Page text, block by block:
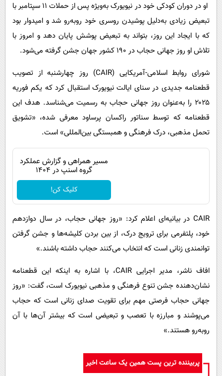
او در دوران کودکی خود در نیویورک به‌ویژه پس از حملات ۱۱ سپتامبر با
تبعیض زیادی به‌دلیل پوشیدن روسری خود روبه‌رو شد و امیدوار بود
که با ایجاد این روز، بتواند به تبعیض پوشش پایان دهد و امروز با
تلاش او روز جهانی حجاب در ۱۹۰ کشور جهان جشن گرفته می‌شود.
شورای روابط اسلامی-آمریکایی (CAIR) روز چهارشنبه از تصویب
قطعنامه جدیدی در سنای ایالت نیویورک استقبال کرد که یکم فوریه
۲۰۲۵ را به‌عنوان روز جهانی حجاب به رسمیت می‌شناسد. هدف این
قطعنامه که توسط سناتور راکسان پرساود معرفی شده، «تشویق
تحمل مذهبی، درک فرهنگی و همبستگی بین‌المللی» است.
مسیر همراهی و گزارش عملکرد
گروه اسنپ در ۱۴۰۴
کلیک کن!
CAIR در بیانیه‌ای اعلام کرد: «روز جهانی حجاب، در سال دوازدهم
خود، پلتفرمی برای ترویج درک، از بین بردن کلیشه‌ها و جشن گرفتن
توانمندی زنانی است که انتخاب می‌کنند حجاب داشته باشند.»
افاف ناشر، مدیر اجرایی CAIR، با اشاره به اینکه این قطعنامه
نشان‌دهنده جشن تنوع فرهنگی و مذهبی نیویورک است، گفت: «روز
جهانی حجاب فرصتی مهم برای تقویت صدای زنانی است که حجاب
می‌پوشند و مبارزه با تعصب و تبعیضی است که بیشتر آن‌ها با آن
روبه‌رو هستند.»
پربیننده ترین پست همین یک ساعت اخیر